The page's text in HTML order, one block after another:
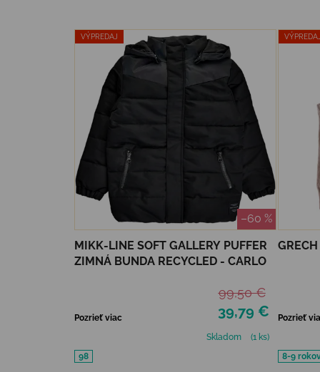
VÝPREDAJ
–60 %
MIKK-LINE SOFT GALLERY PUFFER
ZIMNÁ BUNDA RECYCLED - CARLO
39,79 €
99,50 €
Pozrieť viac
Skladom
(1 ks)
98
Pozrieť
8-9